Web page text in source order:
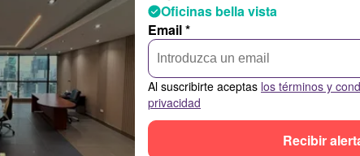
Oficinas bella vista
Email *
Al suscribirte aceptas los términos y
privacidad
Recibir